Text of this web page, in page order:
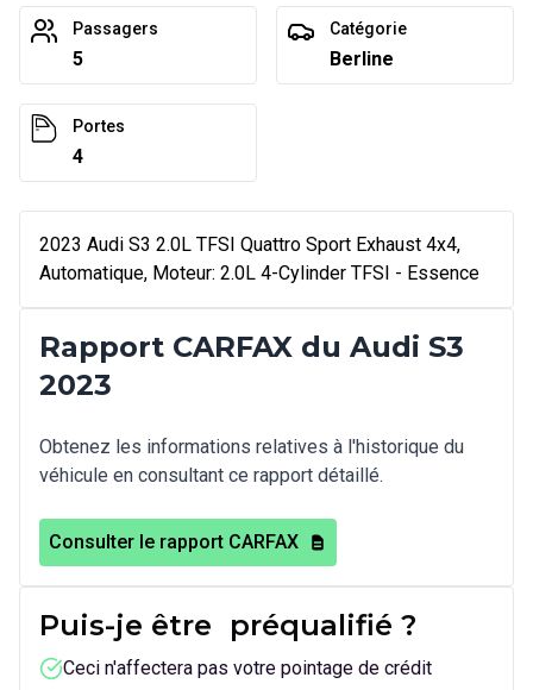
Passagers
5
Catégorie
Berline
Portes
4
2023 Audi S3 2.0L TFSI Quattro Sport Exhaust 4x4,
Automatique, Moteur: 2.0L 4-Cylinder TFSI - Essence
Rapport CARFAX du Audi S3
2023
Obtenez les informations relatives à l'historique du
véhicule en consultant ce rapport détaillé.
Consulter le rapport CARFAX
Puis-je être préqualifié ?
Ceci n'affectera pas votre pointage de crédit